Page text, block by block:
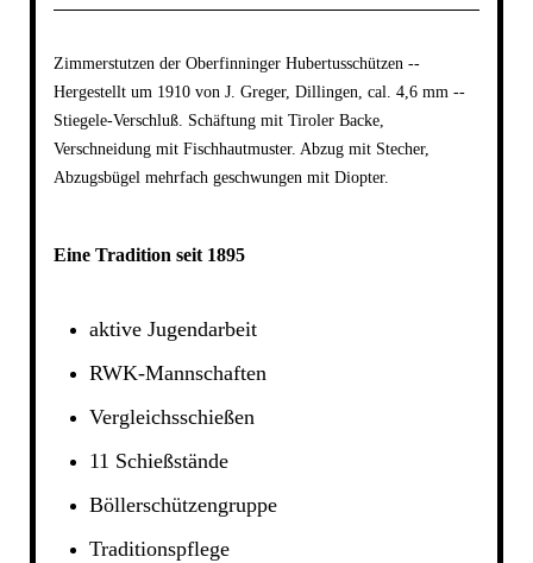
Zimmerstutzen der Oberfinninger Hubertusschützen --
Hergestellt um 1910 von J. Greger, Dillingen, cal. 4,6 mm --
Stiegele-Verschluß. Schäftung mit Tiroler Backe,
Verschneidung mit Fischhautmuster. Abzug mit Stecher,
Abzugsbügel mehrfach geschwungen mit Diopter.
Eine Tradition seit 1895
aktive Jugendarbeit
RWK-Mannschaften
Vergleichsschießen
11 Schießstände
Böllerschützengruppe
Traditionspflege